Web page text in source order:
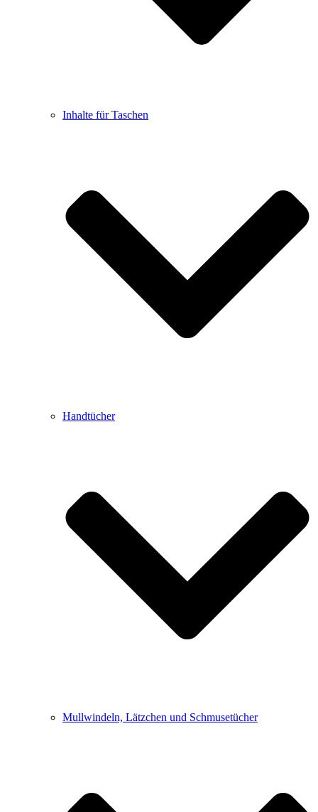
Inhalte für Taschen
Handtücher
Mullwindeln, Lätzchen und Schmusetücher